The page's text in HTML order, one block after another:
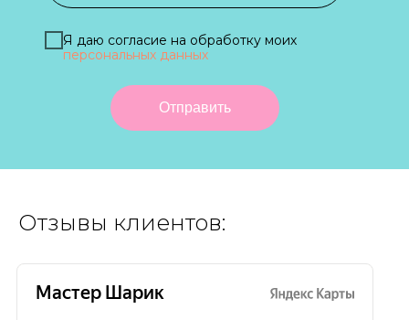
Я даю согласие на обработку моих
персональных данных
Отправить
Отзывы клиентов: